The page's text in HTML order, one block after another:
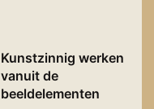
Kunstzinnig werken
vanuit de
beeldelementen